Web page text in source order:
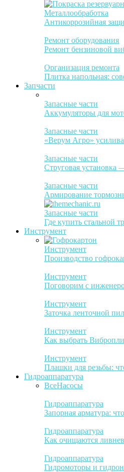
Металлообработка
Антикоррозийная
Ремонт оборудования
Ремонт бензиновой
Организация ремонта
Плитка напольная:
Запчасти
Запасные части
Аккумуляторы для
Запасные части
«Верум Агро»
Запасные части
Струговая установка
Запасные части
Армирование
Запасные части
Где купить стальной
Инструмент
Инструмент
Производство
Инструмент
Поговорим с
Инструмент
Заточка ленточной
Инструмент
Как выбрать
Инструмент
Плашки для резьбы:
Гидроаппаратура
ВсеНасосы
Гидроаппаратура
Запорная арматура:
Гидроаппаратура
Как очищаются
Гидроаппаратура
Гидромоторы и